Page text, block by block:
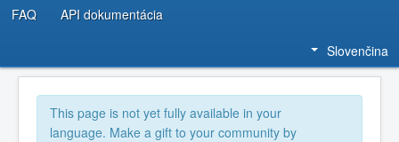
FAQ API dokumentácia
Slovenčina
This page is not yet fully available in your
language. Make a gift to your community by